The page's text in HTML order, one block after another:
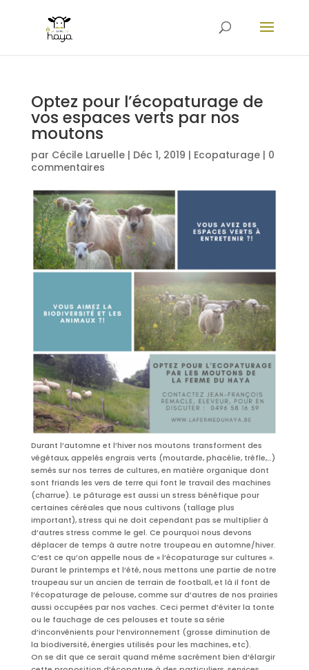
Optez pour l’écopaturage de
vos espaces verts par nos
moutons
par Cécile Laruelle| Déc 1, 2019 | Ecopaturage| 0
commentaires
Durant l’automne et l’hiver nos moutons transforment des
végétaux, appelés engrais verts (moutarde, phacélie, trèfle,…)
semés sur nos terres de cultures, en matière organique dont
sont friands les vers de terre qui font le travail des machines
(charrue). Le pâturage est aussi un stress bénéfique pour
certaines céréales que nous cultivons (tallage plus
important), stress qui ne doit cependant pas se multiplier à
d’autres stress comme le gel. Ce pourquoi nous devons
déplacer de temps à autre notre troupeau en automne/hiver.
C’est ce qu’on appelle nous de « l’écopaturage sur cultures ».
Durant le printemps et l’été, nous mettons une partie de notre
troupeau sur un ancien de terrain de football, et là il font de
l’écopaturage de pelouse, comme sur d’autres de nos prairies
aussi occupées par nos vaches. Ceci permet d’éviter la tonte
ou le fauchage de ces pelouses et toute sa série
d’inconvénients pour l’environnement (grosse diminution de
la biodiversité, énergies utilisés pour les machines, etc).
On se dit que ce serait quand même sacrément bien d’élargir